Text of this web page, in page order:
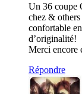
Un 36 coupe
chez &
confortable
d’originalité!
Merci encore
Répondre